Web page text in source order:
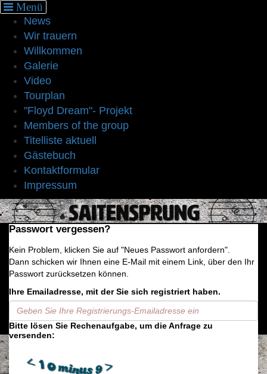
News
Wir trauern
Willkommen
Galerie
Video
Tourplan
"Floyd Dream"- Projekt
Members of the group
Titelliste aktuell
Gästebuch
Kontaktformular
Impressum
Passwort vergessen?
Kein Problem, klicken Sie auf "Neues Passwort anfordern".
Dann schicken wir Ihnen eine E-Mail mit einem Link, über den Ihr
Passwort zurücksetzen können.
Ihre Emailadresse, mit der Sie sich registriert haben.
Bitte lösen Sie Rechenaufgabe, um die Anfrage zu
versenden:
Cookie-Einstellungen